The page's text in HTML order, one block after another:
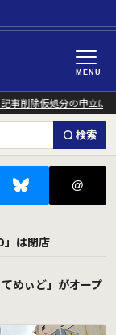
MENU
削除仮処分の申立につ
検索
@
」は閉店
めぃど」がオープ